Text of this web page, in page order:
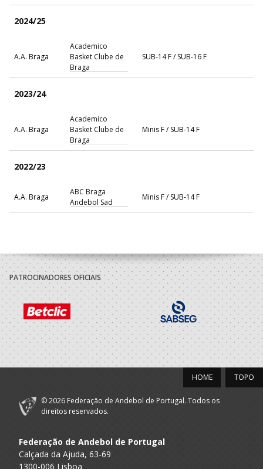
2024/25
A.A. Braga
Academico
Basket Clube de
Braga
SUB-14 F / SUB-16 F
2023/24
A.A. Braga
Academico
Basket Clube de
Braga
Minis F / SUB-14 F
2022/23
A.A. Braga
ABC Braga
Andebol Sad
Minis F / SUB-14 F
A.A. Braga
ABC Braga
Andebol Sad
Minis F / SUB-13 F
PATROCINADORES OFICIAIS
TOPO
HOME
© 2026 Federação de Andebol de Portugal. Todos os
direitos reservados.
Federação de Andebol de Portugal
Calçada da Ajuda, 63-69
1300-006 Lisboa